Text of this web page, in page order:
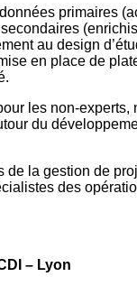
primaires
au design
en place de
les non-experts,
du
la gestion de
des
– Lyon